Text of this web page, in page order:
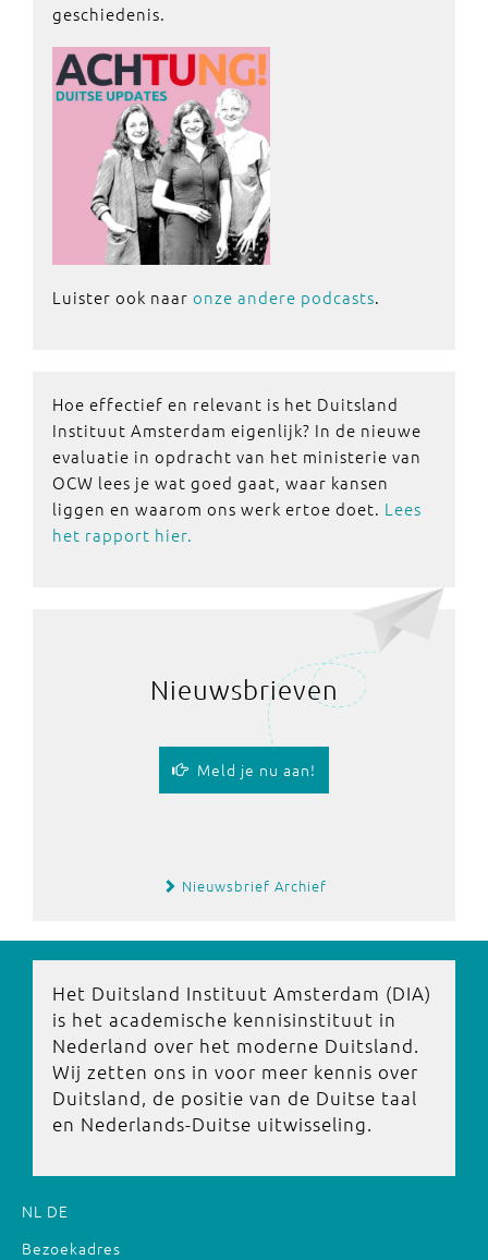
geschiedenis.
Luister ook naar onze andere podcasts.
Hoe effectief en relevant is het Duitsland
Instituut Amsterdam eigenlijk? In de nieuwe
evaluatie in opdracht van het ministerie van
OCW lees je wat goed gaat, waar kansen
liggen en waarom ons werk ertoe doet. Lees
het rapport hier.
Nieuwsbrieven
Meld je nu aan!
Nieuwsbrief Archief
Het Duitsland Instituut Amsterdam (DIA)
is het academische kennisinstituut in
Nederland over het moderne Duitsland.
Wij zetten ons in voor meer kennis over
Duitsland, de positie van de Duitse taal
en Nederlands-Duitse uitwisseling.
NL DE
Bezoekadres